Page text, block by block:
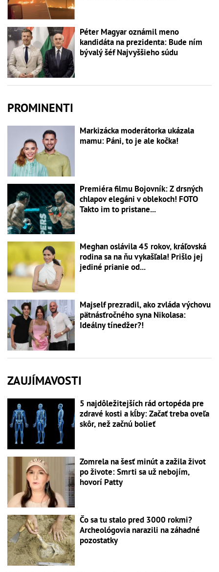
Péter Magyar oznámil meno
kandidáta na prezidenta: Bude ním
bývalý šéf Najvyššieho súdu
PROMINENTI
Markizácka moderátorka ukázala
mamu: Páni, to je ale kočka!
Premiéra filmu Bojovník: Z drsných
chlapov elegáni v oblekoch! FOTO
Takto im to pristane...
Meghan oslávila 45 rokov, kráľovská
rodina sa na ňu vykašľala! Prišlo jej
jediné prianie od...
Majself prezradil, ako zvláda výchovu
pätnásťročného syna Nikolasa:
Ideálny tínedžer?!
ZAUJÍMAVOSTI
5 najdôležitejších rád ortopéda pre
zdravé kosti a kĺby: Začať treba oveľa
skôr, než začnú bolieť
Zomrela na šesť minút a zažila život
po živote: Smrti sa už nebojím,
hovorí Patty
Čo sa tu stalo pred 3000 rokmi?
Archeológovia narazili na záhadné
pozostatky